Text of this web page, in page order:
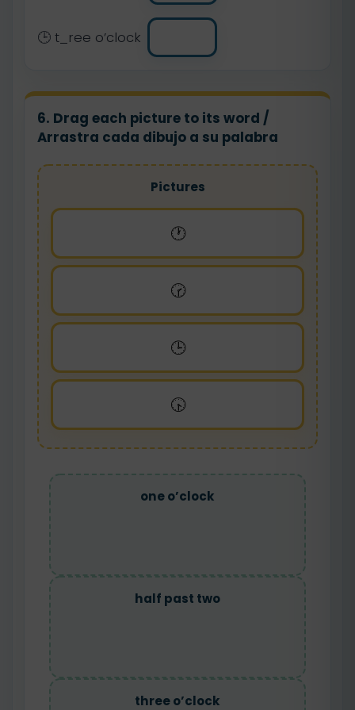
🕒 t_ree o’clock
6. Drag each picture to its word /
Arrastra cada dibujo a su palabra
Pictures
🕐
🕝
🕒
🕟
one o’clock
half past two
three o’clock